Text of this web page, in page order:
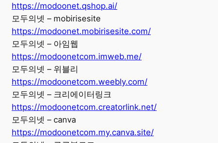
https://modoonet.qshop.ai/
모두의넷 – mobirisesite
https://modoonet.mobirisesite.com/
모두의넷 – 아임웹
https://modoonetcom.imweb.me/
모두의넷 – 위블리
https://modoonetcom.weebly.com/
모두의넷 – 크리에이터링크
https://modoonetcom.creatorlink.net/
모두의넷 – canva
https://modoonetcom.my.canva.site/